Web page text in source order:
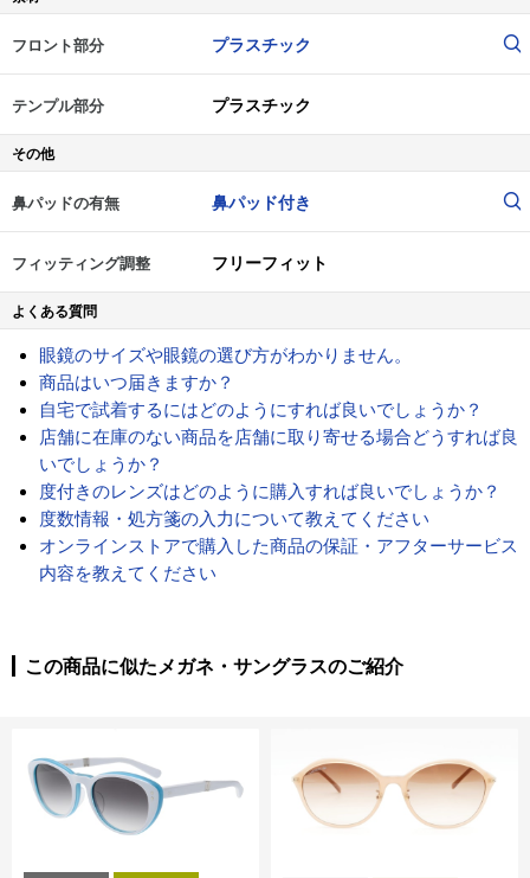
フロント部分 プラスチック
テンプル部分 プラスチック
その他
鼻パッドの有無 鼻パッド付き
フィッティング調整 フリーフィット
よくある質問
眼鏡のサイズや眼鏡の選び方がわかりません。
商品はいつ届きますか？
自宅で試着するにはどのようにすれば良いでしょうか？
店舗に在庫のない商品を店舗に取り寄せる場合どうすれば良
いでしょうか？
度付きのレンズはどのように購入すれば良いでしょうか？
度数情報・処方箋の入力について教えてください
オンラインストアで購入した商品の保証・アフターサービス
内容を教えてください
この商品に似たメガネ・サングラスのご紹介